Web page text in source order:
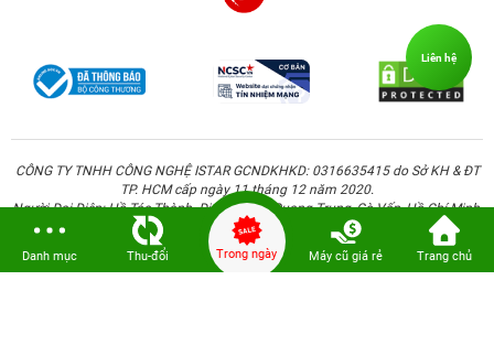
CÔNG TY TNHH CÔNG NGHỆ ISTAR GCNDKHKD: 0316635415 do Sở KH & ĐT
TP. HCM cấp ngày 11 tháng 12 năm 2020.
Người Đại Diện: Hồ Tác Thành. Địa chỉ: 389 Quang Trung, Gò Vấp, Hồ Chí Minh.
Danh mục Thu-đổi Trong ngày Máy cũ giá rẻ Trang chủ
Liên hệ